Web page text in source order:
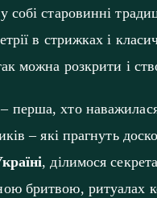
собі старовинні
в стрижках і
можна розкрити і
– перша, хто
– які прагнуть
, ділимося
бритвою, ритуалах